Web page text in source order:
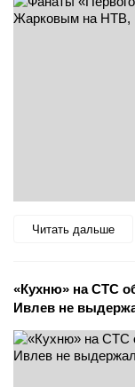
Читать дальше
«Кухню» на СТС
Ивлев не